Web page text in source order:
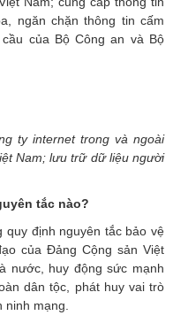
ngăn chặn thông tin cấm
của Bộ Công an và Bộ
ty internet trong và ngoài
Nam; lưu trữ dữ liệu người
tắc nào?
quy định nguyên tắc bảo vệ
của Đảng Cộng sản Việt
nước, huy động sức mạnh
dân tộc, phát huy vai trò
ninh mạng.